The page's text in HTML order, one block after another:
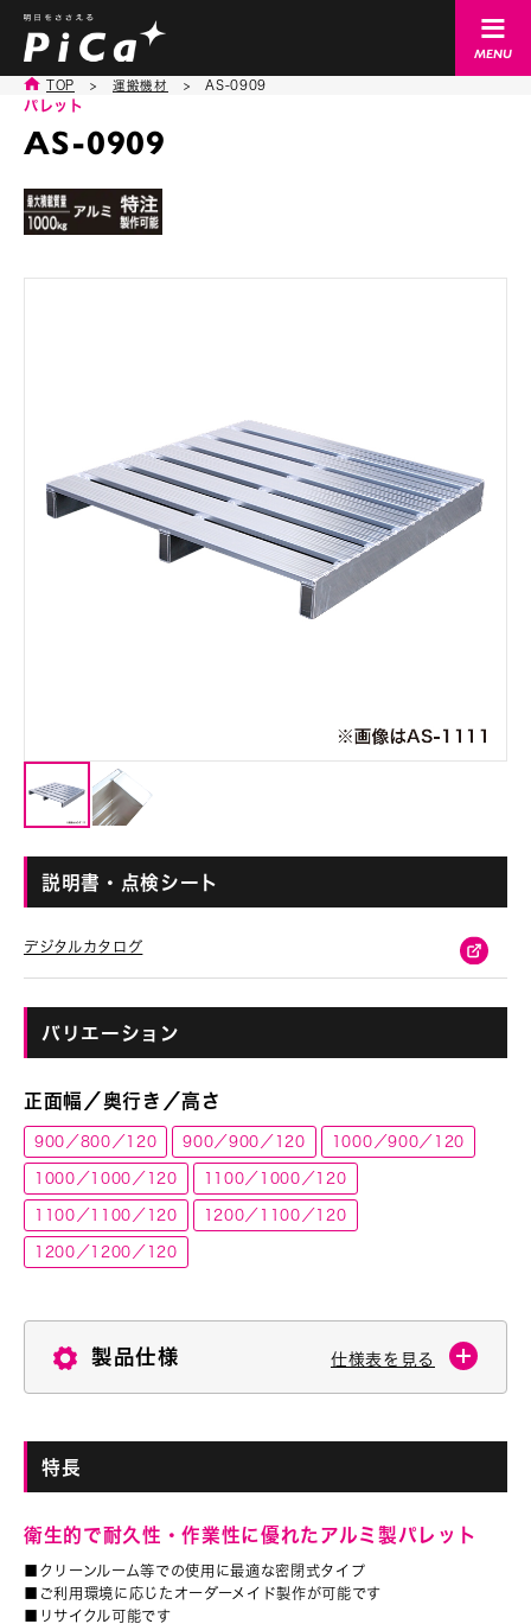
TOP > 運搬機材 > AS-0909
AS-0909
パレット
説明書・点検シート
デジタルカタログ
バリエーション
正面幅／奥行き／高さ
900／800／120 900／900／120 1000／900／120
1000／1000／120 1100／1000／120
1100／1100／120 1200／1100／120
1200／1200／120
製品仕様 仕様表を見る
特長
衛生的で耐久性・作業性に優れたアルミ製パレット
■クリーンルーム等での使用に最適な密閉式タイプ
■ご利用環境に応じたオーダーメイド製作が可能です
■リサイクル可能です